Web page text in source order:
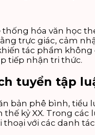
hóa văn học
trực giác, cảm
tác phẩm
tiếp nhận tri thức.
tuyển tập
bản phê bình,
kỷ XX. Trong
với các danh